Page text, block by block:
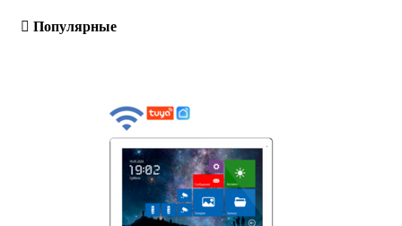
Популярные